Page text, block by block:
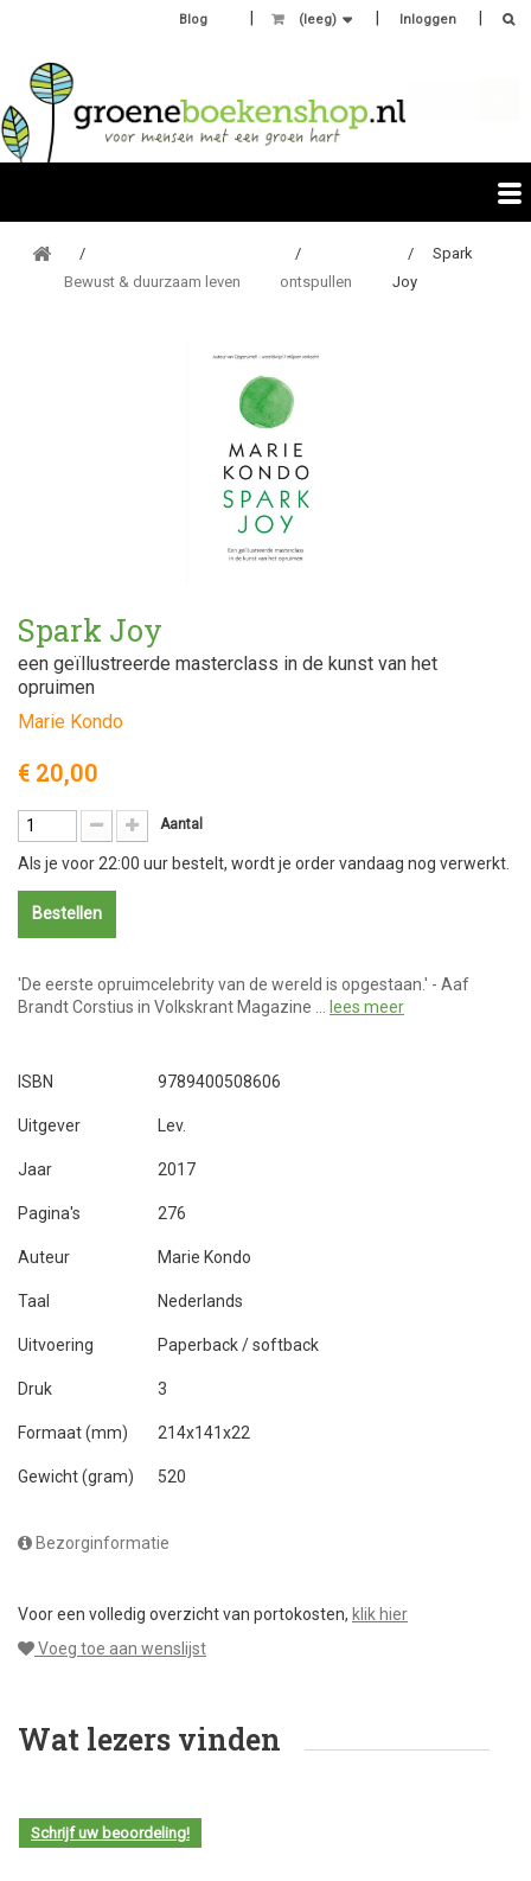
Inloggen
(leeg)
Blog
Bewust & duurzaam leven ontspullen
Spark
Joy
Spark Joy
een geïllustreerde masterclass in de kunst van het
opruimen
Marie Kondo
€ 20,00
Aantal
Als je voor 22:00 uur bestelt, wordt je order vandaag nog verwerkt.
Bestellen
'De eerste opruimcelebrity van de wereld is opgestaan.' - Aaf
Brandt Corstius in Volkskrant Magazine …
lees meer
ISBN 9789400508606
Uitgever Lev.
Jaar 2017
Pagina's 276
Auteur Marie Kondo
Taal Nederlands
Uitvoering Paperback / softback
Druk 3
Formaat (mm) 214x141x22
Gewicht (gram) 520
Bezorginformatie
Voor een volledig overzicht van portokosten, klik hier
Voeg toe aan wenslijst
Wat lezers vinden
Schrijf uw beoordeling!